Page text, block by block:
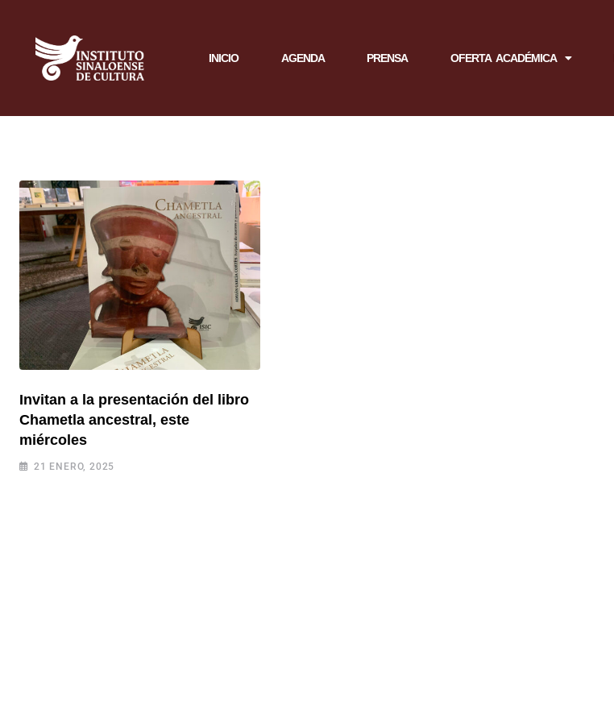
INICIO AGENDA PRENSA OFERTA ACADÉMICA
Invitan a la presentación del libro
Chametla ancestral, este
miércoles
21 ENERO, 2025